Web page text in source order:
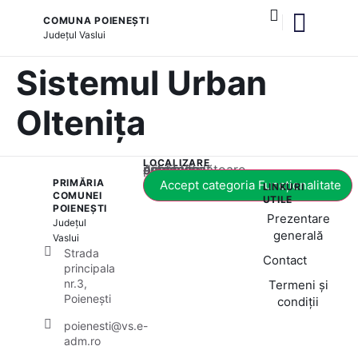
COMUNA POIENEȘTI
JudețulVaslui
Sistemul Urban
Oltenița
PRIMĂRIA
COMUNEI
POIENEȘTI
Județul
Vaslui
Strada
principala
nr.3,
Poienești
poienesti@vs.e-
adm.ro
LOCALIZARE
Acest conținut este blocat până când acceptați categoria corespunzătoare de cookie-uri.
Accept categoria Funcționalitate
LINKURI
UTILE
Prezentare
generală
Contact
Termeni și
condiții